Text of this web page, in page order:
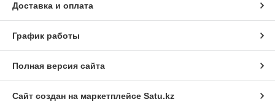
Доставка и оплата
График работы
Полная версия сайта
Сайт создан на маркетплейсе Satu.kz